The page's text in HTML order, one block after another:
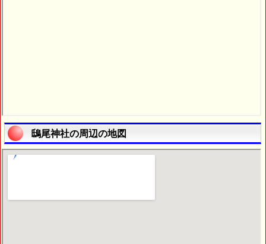
鴟尾神社の周辺の地図